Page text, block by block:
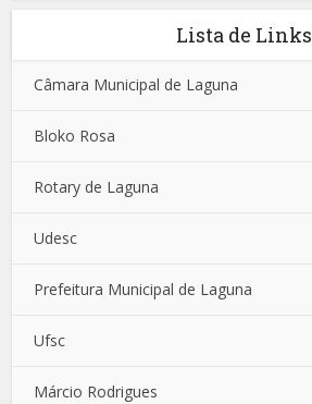
Lista de Links
Câmara Municipal de Laguna
Bloko Rosa
Rotary de Laguna
Udesc
Prefeitura Municipal de Laguna
Ufsc
Márcio Rodrigues